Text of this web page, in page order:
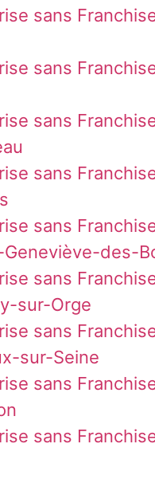
sans
sans
sans
sans
sans
Geneviève-des-
sans
sur-Orge
sans
sur-Seine
sans
sans